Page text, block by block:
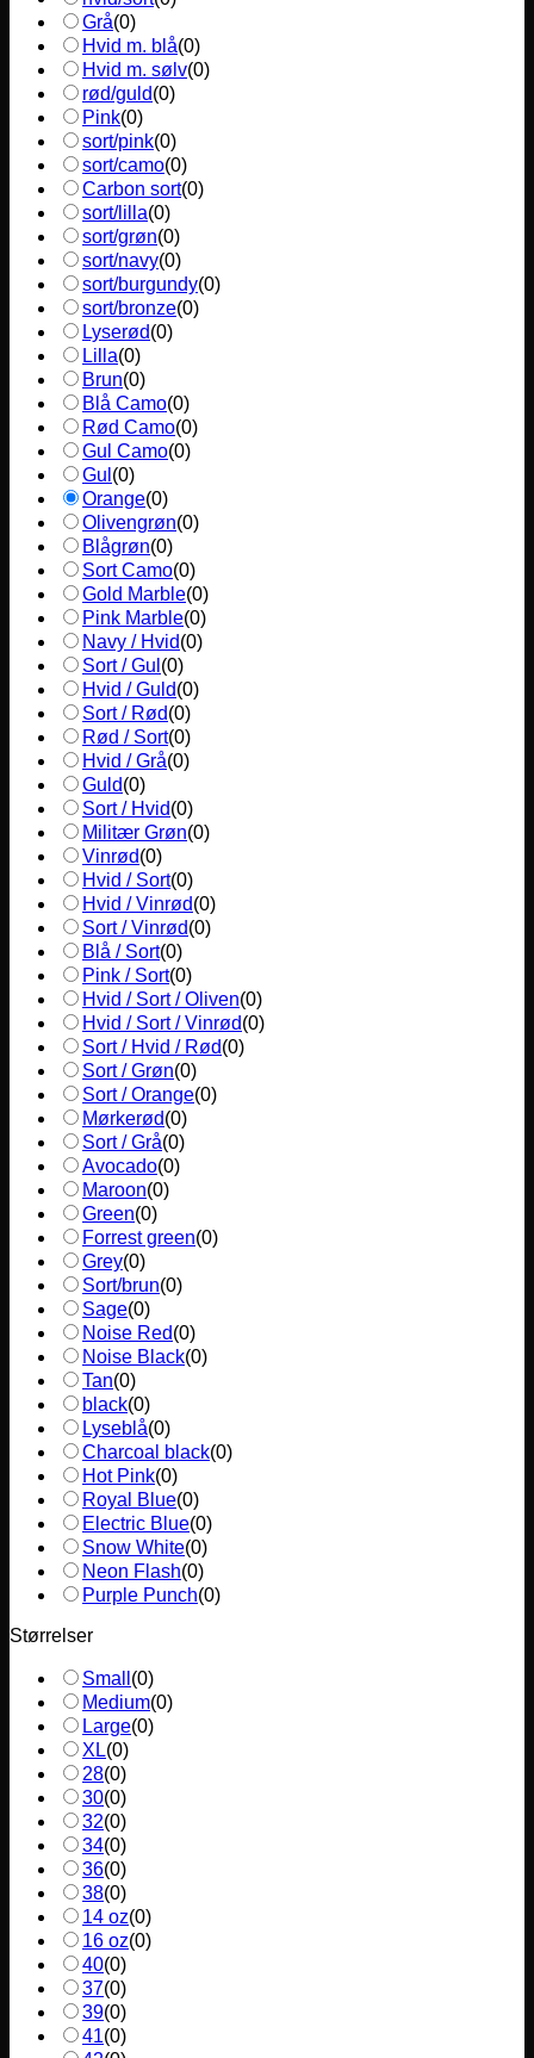
Grå(0)
Hvid m. blå(0)
Hvid m. sølv(0)
rød/guld(0)
Pink(0)
sort/pink(0)
sort/camo(0)
Carbon sort(0)
sort/lilla(0)
sort/grøn(0)
sort/navy(0)
sort/burgundy(0)
sort/bronze(0)
Lyserød(0)
Lilla(0)
Brun(0)
Blå Camo(0)
Rød Camo(0)
Gul Camo(0)
Gul (0)
Orange(0)
Olivengrøn(0)
Blågrøn(0)
Sort Camo(0)
Gold Marble(0)
Pink Marble(0)
Navy / Hvid(0)
Sort / Gul (0)
Hvid / Guld(0)
Sort / Rød(0)
Rød / Sort(0)
Hvid / Grå(0)
Guld(0)
Sort / Hvid(0)
Militær Grøn(0)
Vinrød(0)
Hvid / Sort(0)
Hvid / Vinrød(0)
Sort / Vinrød(0)
Blå / Sort(0)
Pink / Sort(0)
Hvid / Sort / Oliven(0)
Hvid / Sort / Vinrød(0)
Sort / Hvid / Rød(0)
Sort / Grøn(0)
Sort / Orange(0)
Mørkerød(0)
Sort / Grå(0)
Avocado(0)
Maroon(0)
Green(0)
Forrest green(0)
Grey(0)
Sort/brun(0)
Sage(0)
Noise Red(0)
Noise Black(0)
Tan(0)
black(0)
Lyseblå(0)
Charcoal black(0)
Hot Pink(0)
Royal Blue(0)
Electric Blue(0)
Snow White(0)
Neon Flash(0)
Purple Punch(0)
Størrelser
Small (0)
Medium(0)
Large(0)
XL(0)
28(0)
30(0)
32(0)
34(0)
36(0)
38(0)
14 oz(0)
16 oz(0)
40(0)
37(0)
39(0)
41(0)